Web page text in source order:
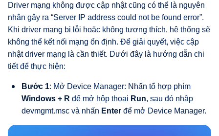
Driver mạng không được cập nhật cũng có thể là nguyên
nhân gây ra “Server IP address could not be found error”.
Khi driver mạng bị lỗi hoặc không tương thích, hệ thống sẽ
không thể kết nối mạng ổn định. Để giải quyết, việc cập
nhật driver mạng là cần thiết. Dưới đây là hướng dẫn chi
tiết để thực hiện:
Bước 1: Mở Device Manager: Nhấn tổ hợp phím
Windows + R để mở hộp thoại Run, sau đó nhập
devmgmt.msc và nhấn Enter để mở Device Manager.